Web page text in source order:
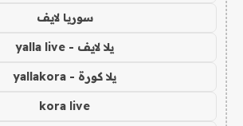
سوريا لايف
يلا لايف - yalla live
يلا كورة - yallakora
kora live